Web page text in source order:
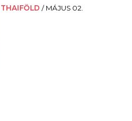
THAIFÖLD / MÁJUS 02.